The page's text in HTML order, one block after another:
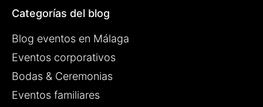
Categorías del blog
Blog eventos en Málaga
Eventos corporativos
Bodas & Ceremonias
Eventos familiares